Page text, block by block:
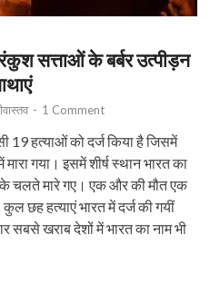
सत्ताओं के बर्बर उत्पीड़न
- 1 Comment
19 हत्‍याओं को दर्ज किया है जिसमें
गया। इसमें शीर्ष स्‍थान भारत का
के चलते मारे गए। एक और की मौत एक
छह हत्‍याएं भारत में दर्ज की गयीं
सबसे खराब देशों में भारत का नाम भी